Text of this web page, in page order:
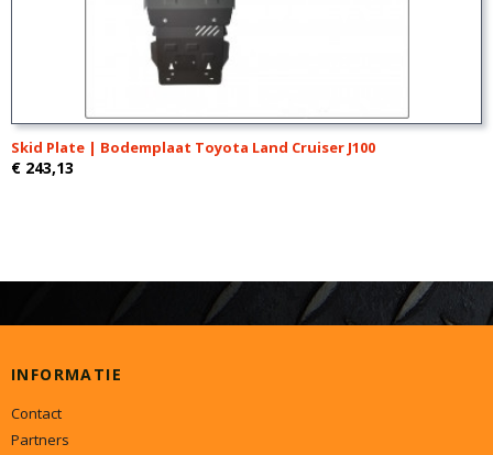
Skid Plate | Bodemplaat Toyota Land Cruiser J100
€ 243,13
INFORMATIE
Contact
Partners